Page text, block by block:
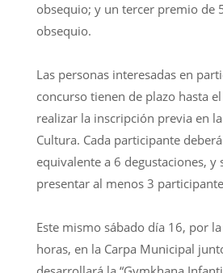
obsequio; y un tercer premio de
obsequio.
Las personas interesadas en
concurso tienen de plazo hasta
realizar la inscripción previa en la
Cultura. Cada participante
equivalente a 6 degustaciones, y
presentar al menos 3
Este mismo sábado día 16, por
horas, en la Carpa Municipal